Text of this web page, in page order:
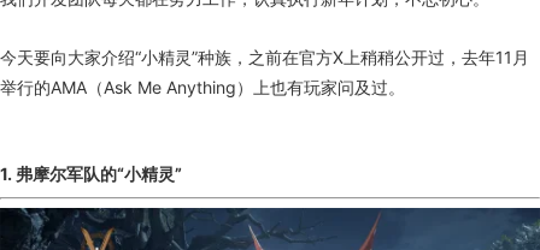
今天要向大家介绍“小精灵”种族，之前在官方X上稍稍公开过，去年11月
举行的AMA（Ask Me Anything）上也有玩家问及过。
1. 弗摩尔军队的“小精灵”